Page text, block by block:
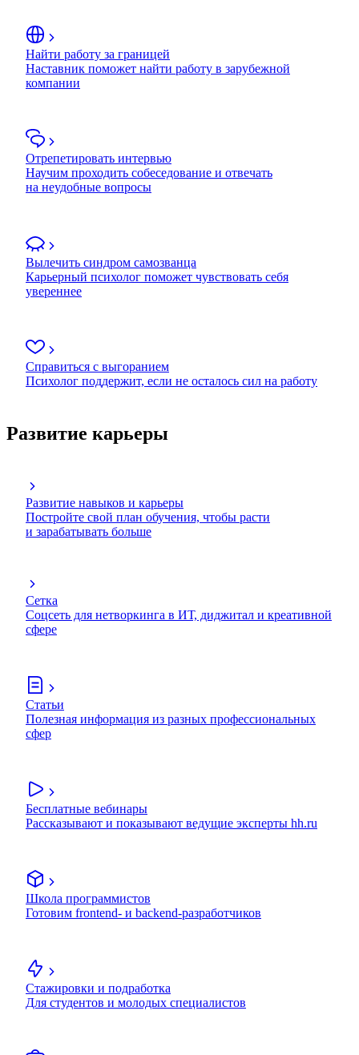
Найти работу за границей
Наставник поможет найти работу в зарубежной
компании
Отрепетировать интервью
Научим проходить собеседование и отвечать
на неудобные вопросы
Вылечить синдром самозванца
Карьерный психолог поможет чувствовать себя
увереннее
Справиться с выгоранием
Психолог поддержит, если не осталось сил на работу
Развитие карьеры
Развитие навыков и карьеры
Постройте свой план обучения, чтобы расти
и зарабатывать больше
Сетка
Соцсеть для нетворкинга в ИТ, диджитал и креативной
сфере
Статьи
Полезная информация из разных профессиональных
сфер
Бесплатные вебинары
Рассказывают и показывают ведущие эксперты hh.ru
Школа программистов
Готовим frontend- и backend-разработчиков
Стажировки и подработка
Для студентов и молодых специалистов